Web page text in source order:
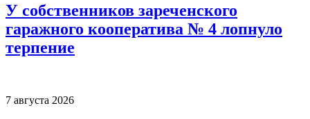
У собственников зареченского
гаражного кооператива № 4 лопнуло
терпение
7 августа 2026